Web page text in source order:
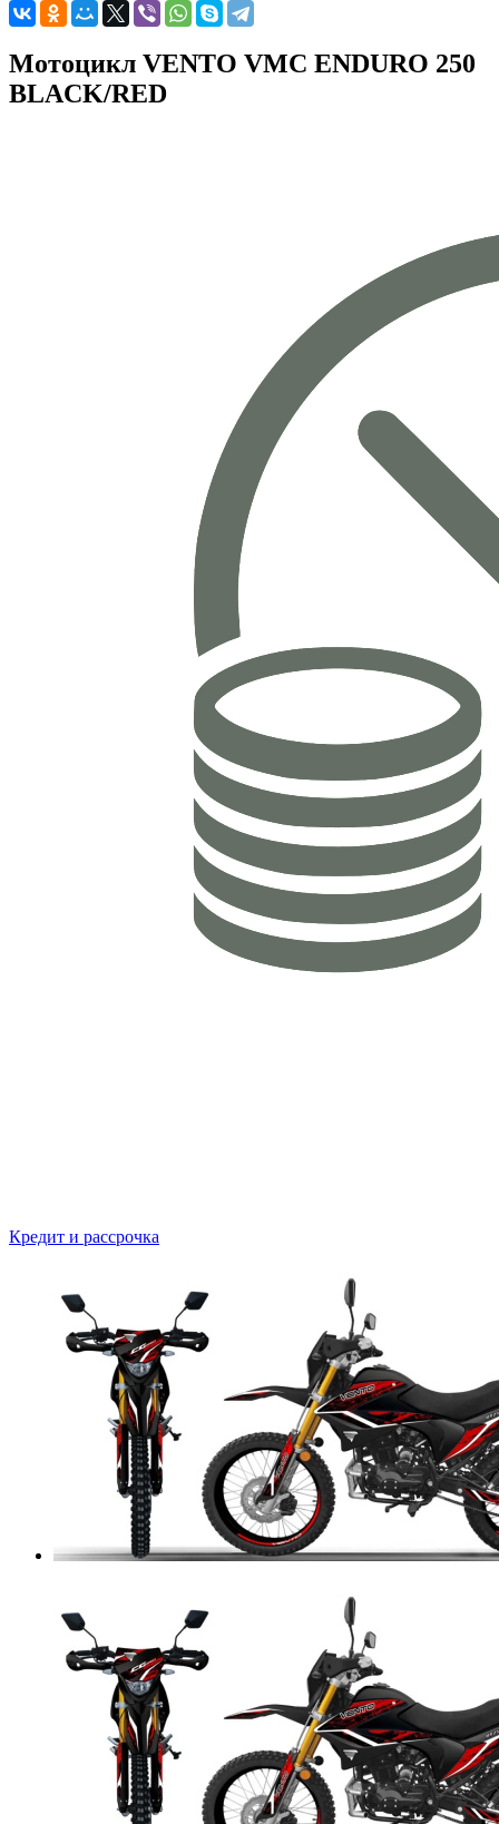
Мотоцикл VENTO VMC ENDURO 250
BLACK/RED
Кредит и рассрочка